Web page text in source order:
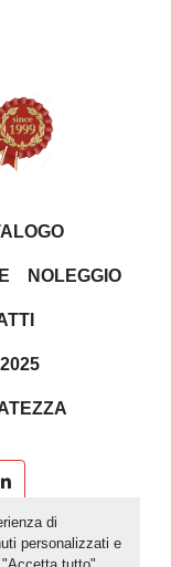
di
personalizzati e
NOLEGGIO
linkedin
Machinio